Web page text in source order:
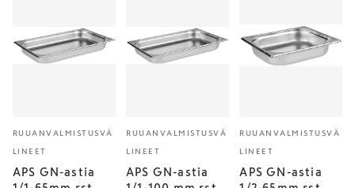
RUUANVALMISTUSVÄ
LINEET
APS GN-astia
RUUANVALMISTUSVÄ
LINEET
APS GN-astia
RUUANVALMISTUSVÄ
LINEET
APS GN-astia